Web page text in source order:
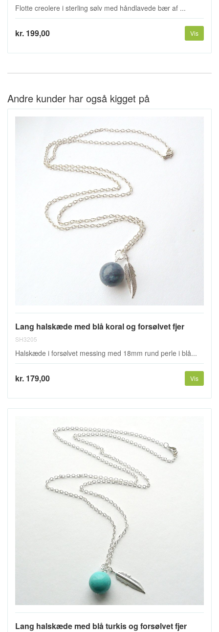
Flotte creolere i sterling sølv med håndlavede bær af ...
kr. 199,00 Vis
Andre kunder har også kigget på
Lang halskæde med blå koral og forsølvet fjer
SH3205
Halskæde i forsølvet messing med 18mm rund perle i blå...
kr. 179,00 Vis
Lang halskæde med blå turkis og forsølvet fjer